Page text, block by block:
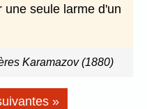
une seule larme d'un
Karamazov (1880)
»